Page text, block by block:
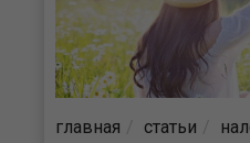
главная статьи